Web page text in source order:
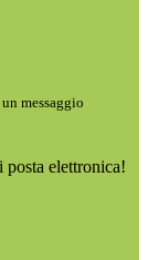
messaggio
elettronica!